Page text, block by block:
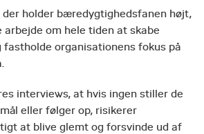
der holder bæredygtighedsfanen højt,
arbejde om hele tiden at skabe
organisationens fokus på
interviews, at hvis ingen stiller de
eller følger op, risikerer
at blive glemt og forsvinde ud af